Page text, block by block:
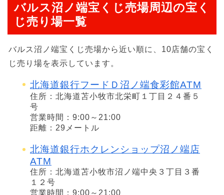
バルス沼ノ端宝くじ売場周辺の宝く
じ売り場一覧
バルス沼ノ端宝くじ売場から近い順に、10店舗の宝く
じ売り場を表示しています。
北海道銀行フードＤ沼ノ端食彩館ATM
住所：北海道苫小牧市北栄町１丁目２４番５
号
営業時間：9:00～21:00
距離：29メートル
北海道銀行ホクレンショップ沼ノ端店
ATM
住所：北海道苫小牧市沼ノ端中央３丁目３番
１２号
営業時間：9:00～21:00